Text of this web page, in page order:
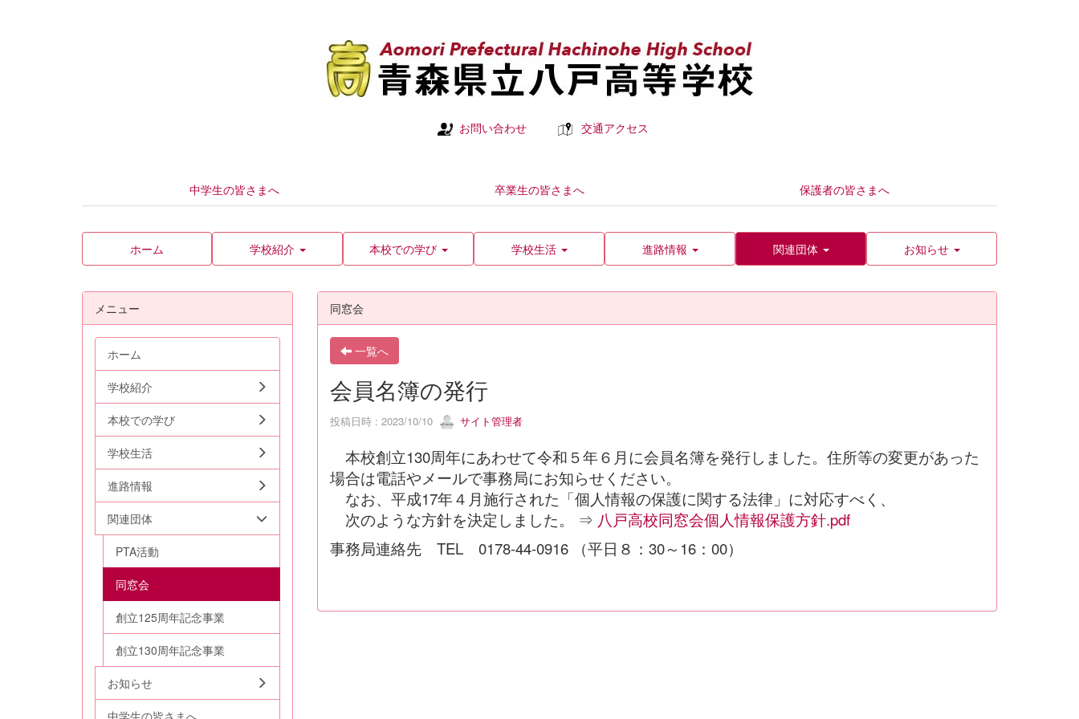
お問い合わせ 交通アクセス
中学生の皆さまへ 卒業生の皆さまへ 保護者の皆さまへ
ホーム 学校紹介 本校での学び 学校生活 進路情報 関連団体 お知らせ
同窓会
一覧へ
会員名簿の発行
投稿日時 : 2023/10/10 サイト管理者
本校創立130周年にあわせて令和５年６月に会員名簿を発行しました。住所等の変更があった
場合は電話やメールで事務局にお知らせください。
なお、平成17年４月施行された「個人情報の保護に関する法律」に対応すべく、
次のような方針を決定しました。 ⇒ 八戸高校同窓会個人情報保護方針.pdf
事務局連絡先 TEL 0178-44-0916 （平日８：30～16：00）
メニュー
ホーム
学校紹介
本校での学び
学校生活
進路情報
関連団体
PTA活動
同窓会
創立125周年記念事業
創立130周年記念事業
お知らせ
中学生の皆さまへ